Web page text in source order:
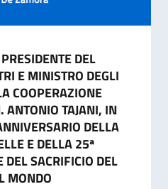
DEL
E MINISTRO DEGLI
COOPERAZIONE
ANTONIO TAJANI, IN
DELLA
E DELLA 25ª
SACRIFICIO DEL
MONDO